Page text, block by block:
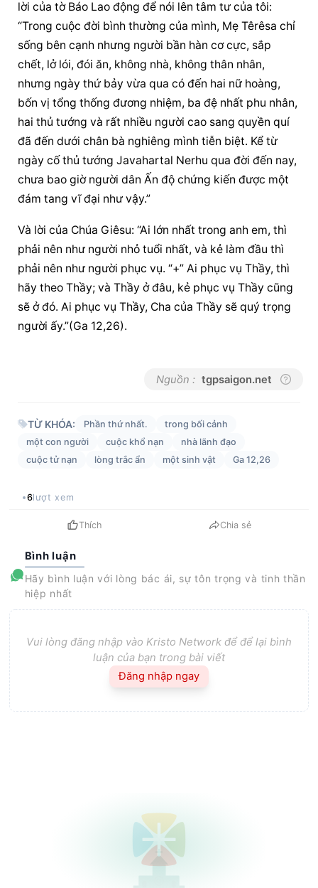
lời của tờ Báo Lao động để nói lên tâm tư của tôi:
“Trong cuộc đời bình thường của mình, Mẹ Têrêsa chỉ
sống bên cạnh nhưng người bần hàn cơ cực, sắp
chết, lở lói, đói ăn, không nhà, không thân nhân,
nhưng ngày thứ bảy vừa qua có đến hai nữ hoàng,
bốn vị tổng thống đương nhiệm, ba đệ nhất phu nhân,
hai thủ tướng và rất nhiều người cao sang quyền quí
đã đến dưới chân bà nghiêng mình tiễn biệt. Kể từ
ngày cố thủ tướng Javahartal Nerhu qua đời đến nay,
chưa bao giờ người dân Ấn độ chứng kiến được một
đám tang vĩ đại như vậy.”
Và lời của Chúa Giêsu: “Ai lớn nhất trong anh em, thì
phải nên như người nhỏ tuổi nhất, và kẻ làm đầu thì
phải nên như người phục vụ. “+” Ai phục vụ Thầy, thì
hãy theo Thầy; và Thầy ở đâu, kẻ phục vụ Thầy cũng
sẽ ở đó. Ai phục vụ Thầy, Cha của Thầy sẽ quý trọng
người ấy.”(Ga 12,26).
Nguồn : tgpsaigon.net
TỪ KHÓA: Phần thứ nhất.
trong bối cảnh
một con người
cuộc khổ nạn
nhà lãnh đạo
cuộc tử nạn
lòng trắc ẩn một sinh vật Ga 12,26
6lượt xem
Thích Chia sẻ
Bình luận
Hãy bình luận với lòng bác ái, sự tôn trọng và tinh thần
hiệp nhất
Vui lòng đăng nhập vào Kristo Network để để lại bình
luận của bạn trong bài viết
Đăng nhập ngay